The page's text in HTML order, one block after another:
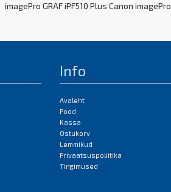
imagePro GRAF iPF510 Plus Canon imagePro
Info
Avaleht
Pood
Kassa
Ostukorv
Lemmikud
Privaatsuspoliitika
Tingimused